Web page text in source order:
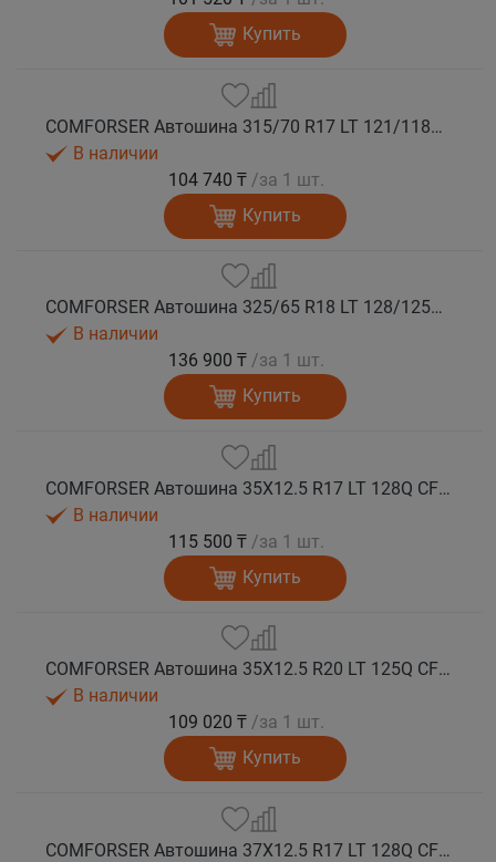
Купить
COMFORSER Автошина 315/70 R17 LT 121/118Q CF9000 R/T RWL 10PR лето
В наличии
104 740 ₸ /за 1 шт.
Купить
COMFORSER Автошина 325/65 R18 LT 128/125Q CF9000 R/T RWL 12PR лето
В наличии
136 900 ₸ /за 1 шт.
Купить
COMFORSER Автошина 35X12.5 R17 LT 128Q CF9000 R/T RWL 12PR лето
В наличии
115 500 ₸ /за 1 шт.
Купить
COMFORSER Автошина 35X12.5 R20 LT 125Q CF9000 R/T RWL 12PR лето
В наличии
109 020 ₸ /за 1 шт.
Купить
COMFORSER Автошина 37X12.5 R17 LT 128Q CF9000 R/T RWL 12PR лето